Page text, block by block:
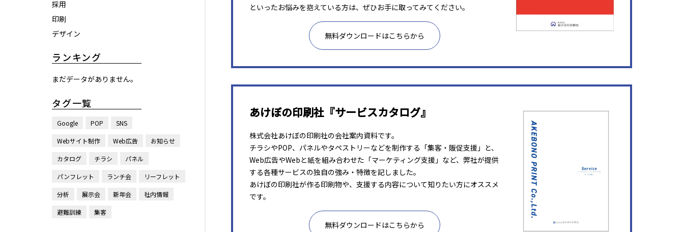
採用
印刷
デザイン
ランキング
まだデータがありません。
タグ一覧
Google POP SNS
Webサイト制作 Web広告 お知らせ
カタログ チラシ パネル
パンフレット ランチ会 リーフレット
分析 展示会 新年会 社内情報
避難訓練 集客
といったお悩みを抱えている方は、ぜひお手に取ってみてください。
無料ダウンロードはこちらから
あけぼの印刷社『サービスカタログ』
株式会社あけぼの印刷社の会社案内資料です。
チラシやPOP、パネルやタペストリーなどを制作する「集客・販促支援」と、
Web広告やWebと紙を組み合わせた「マーケティング支援」など、弊社が提供
する各種サービスの独自の強み・特徴を記しました。
あけぼの印刷社が作る印刷物や、支援する内容について知りたい方にオススメ
です。
無料ダウンロードはこちらから